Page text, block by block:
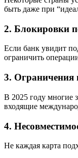
быть даже при
2. Блокировки
Если банк увидит
ограничить
3. Ограничения
В 2025 году многие
входящие
4.
Не каждая карта